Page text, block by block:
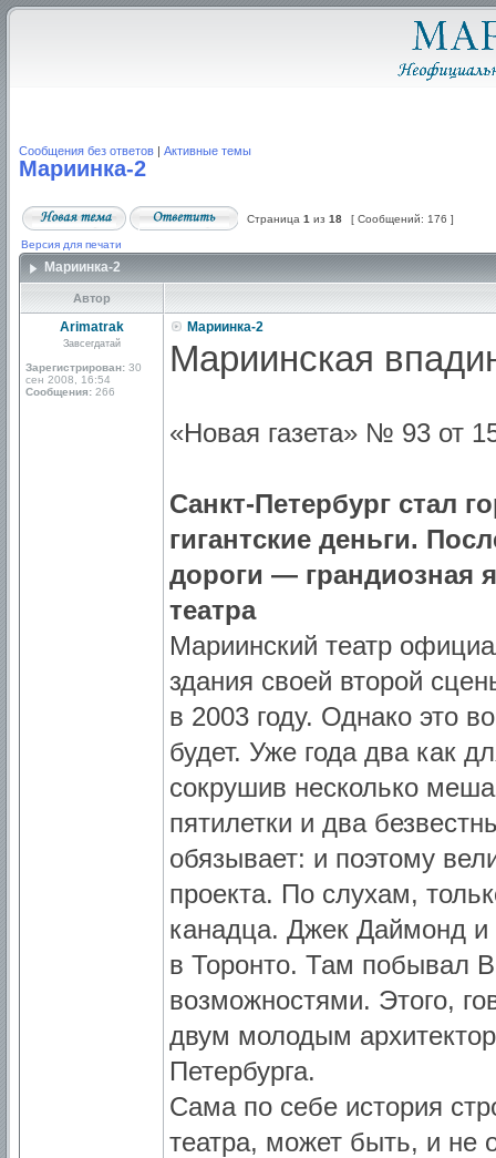
Сообщения без ответов | Активные темы
Мариинка-2
Страница 1 из 18 [ Сообщений: 176 ]
Версия для печати
Мариинка-2
Автор
Arimatrak
Завсегдатай
Зарегистрирован: 30
сен 2008, 16:54
Сообщения: 266
Мариинка-2
Мариинская
«Новая газета» № 93 от
Санкт-Петербург стал
гигантские деньги.
дороги — грандиозная
театра
Мариинский театр
здания своей второй
в 2003 году. Однако это
будет. Уже года два как
сокрушив несколько
пятилетки и два
обязывает: и поэтому
проекта. По слухам,
канадца. Джек Даймонд
в Торонто. Там побывал
возможностями. Этого,
двум молодым
Петербурга.
Сама по себе история
театра, может быть, и не